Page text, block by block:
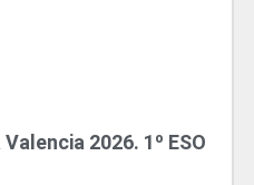
2026. 1º ESO